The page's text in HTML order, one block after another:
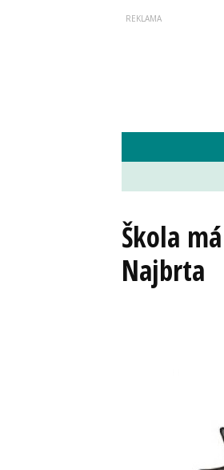
Škola
Najbrta